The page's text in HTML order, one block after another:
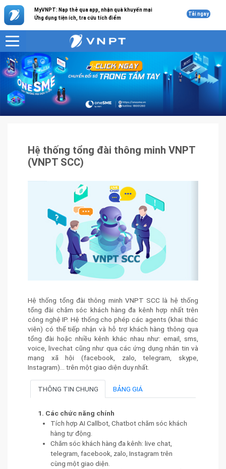
MyVNPT: Nạp thẻ qua app, nhận quà khuyến mại
Ứng dụng tiện ích, tra cứu tích điểm
Tải ngay
VNPT
Sản phẩm - Dịch vụ
Hệ thống tổng đài thông minh VNPT (VNPT SCC)
Hệ thống tổng đài thông minh VNPT
(VNPT SCC)
Hệ thống tổng đài thông minh VNPT SCC là hệ thống
tổng đài chăm sóc khách hàng đa kênh hợp nhất trên
công nghệ IP. Hệ thống cho phép các agents (khai thác
viên) có thể tiếp nhận và hỗ trợ khách hàng thông qua
tổng đài hoặc nhiều kênh khác nhau như: email, sms,
voice, livechat cũng như qua các ứng dụng nhắn tin và
mạng xã hội (facebook, zalo, telegram, skype,
Instagram)… trên một giao diện duy nhất.
THÔNG TIN CHUNG BẢNG GIÁ
1. Các chức năng chính
Tích hợp AI Callbot, Chatbot chăm sóc khách
hàng tự động.
Chăm sóc khách hàng đa kênh: live chat,
telegram, facebook, zalo, Instagram trên
cùng một giao diện.